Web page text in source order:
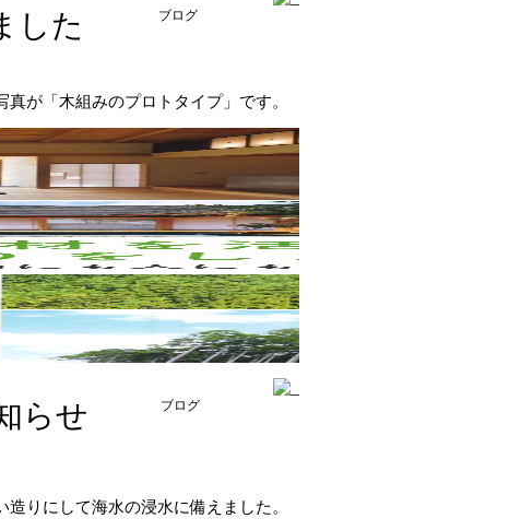
した ブログ
真が「木組みのプロトタイプ」です。
らせ ブログ
りにして海水の浸水に備えました。